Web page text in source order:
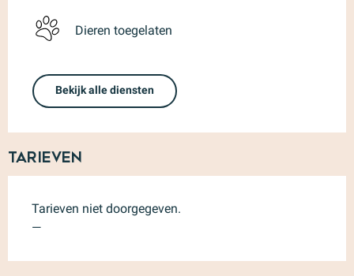
Dieren toegelaten
Bekijk alle diensten
Tarieven
Tarieven niet doorgegeven.
—